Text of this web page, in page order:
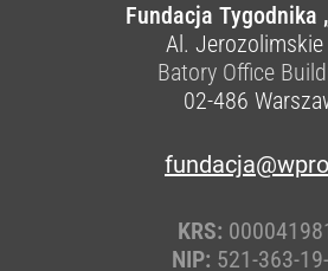
Fundacja Tygodnika
Al.
Batory Office
02-486
KRS:
NIP: 521-363-